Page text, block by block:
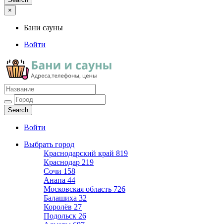
×
Бани сауны
Войти
Бани сауны
Адреса и телефоны
Войти
Выбрать город
Краснодарский край 819
Краснодар 219
Сочи 158
Анапа 44
Московская область 726
Балашиха 32
Королёв 27
Подольск 26